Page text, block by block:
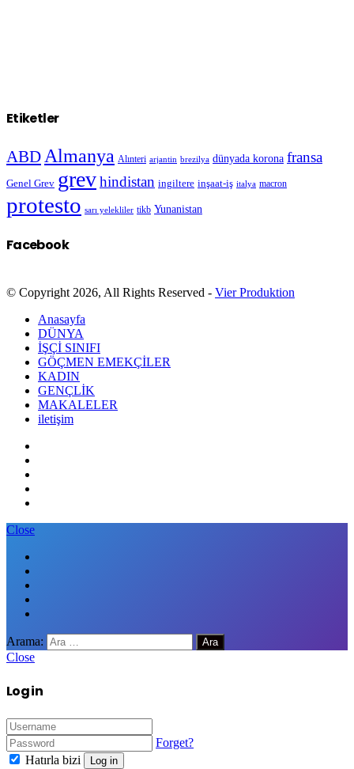
Etiketler
ABD Almanya Alınteri arjantin brezilya dünyada korona fransa
Genel Grev grevhindistan ingiltere inşaat-iş italya macron
protesto sarı yelekliler tikb Yunanistan
Facebook
© Copyright 2026, All Rights Reserved - Vier Produktion
Anasayfa
DÜNYA
İŞÇİ SINIFI
GÖÇMEN EMEKÇİLER
KADIN
GENÇLİK
MAKALELER
iletişim
Close
Arama:
Close
Log in
Forget?
Hatırla bizi
Log in